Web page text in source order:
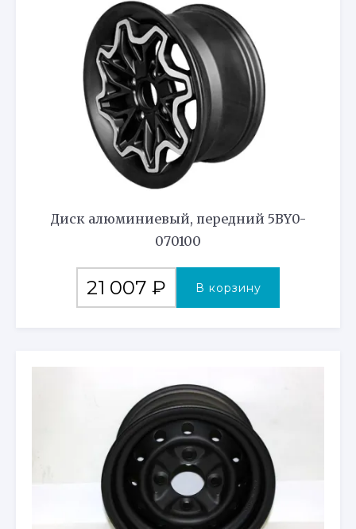
Диск алюминиевый, передний 5BY0-
070100
21 007 ₽ В корзину